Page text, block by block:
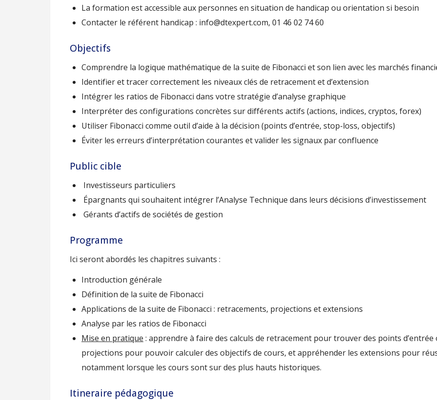
La formation est accessible aux personnes en situation de handicap ou orientation si besoin
Contacter le référent handicap : info@dtexpert.com, 01 46 02 74 60
Objectifs
Comprendre la logique mathématique de la suite de Fibonacci et son lien avec les marchés
Identifier et tracer correctement les niveaux clés de retracement et d’extension
Intégrer les ratios de Fibonacci dans votre stratégie d’analyse graphique
Interpréter des configurations concrètes sur différents actifs (actions, indices, cryptos, forex)
Utiliser Fibonacci comme outil d’aide à la décision (points d’entrée, stop-loss, objectifs)
Éviter les erreurs d’interprétation courantes et valider les signaux par confluence
Public cible
Investisseurs particuliers
Épargnants qui souhaitent intégrer l’Analyse Technique dans leurs décisions d’investissement
Gérants d’actifs de sociétés de gestion
Programme
Ici seront abordés les chapitres suivants :
Introduction générale
Définition de la suite de Fibonacci
Applications de la suite de Fibonacci : retracements, projections et extensions
Analyse par les ratios de Fibonacci
Mise en pratique : apprendre à faire des calculs de retracement pour trouver des points
projections pour pouvoir calculer des objectifs de cours, et appréhender les extensions pour
notamment lorsque les cours sont sur des plus hauts historiques.
Itineraire pédagogique